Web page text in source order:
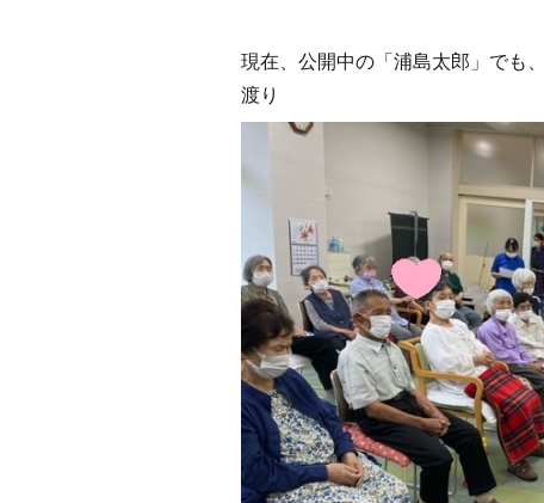
現在、公開中の「浦島太郎」でも
渡り